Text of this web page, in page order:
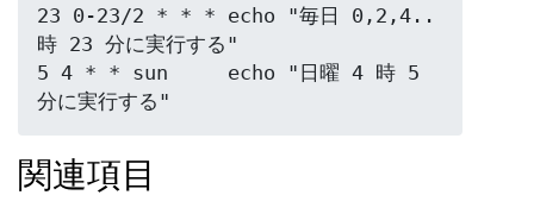
23 0-23/2 * * * echo "毎日 0,2,4..
時 23 分に実行する"
5 4 * * sun     echo "日曜 4 時 5
分に実行する"
関連項目